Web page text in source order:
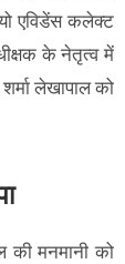
एविडेंस कलेक्ट
के नेतृत्व में
लेखापाल को
मनमानी को